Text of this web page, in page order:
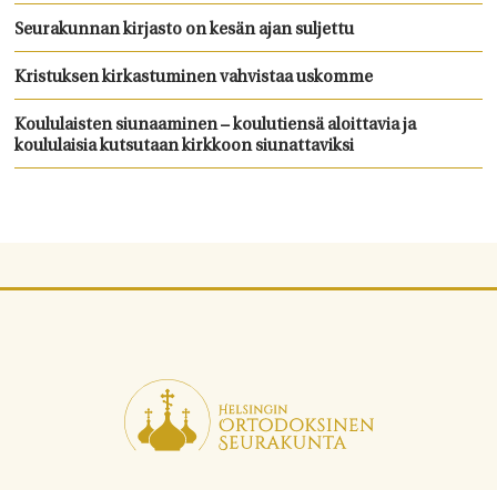
Seurakunnan kirjasto on kesän ajan suljettu
Kristuksen kirkastuminen vahvistaa uskomme
Koululaisten siunaaminen – koulutiensä aloittavia ja
koululaisia kutsutaan kirkkoon siunattaviksi